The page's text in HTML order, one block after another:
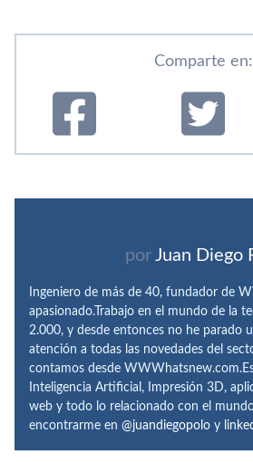
Comparte en:
por Juan Diego
Ingeniero de más de 40, fundador de
apasionado.Trabajo en el mundo de la
2.000, y desde entonces no he parado
atención a todas las novedades del
contamos desde
Inteligencia Artificial, Impresión 3D,
web y todo lo relacionado con el
encontrarme en @juandiegopolo y